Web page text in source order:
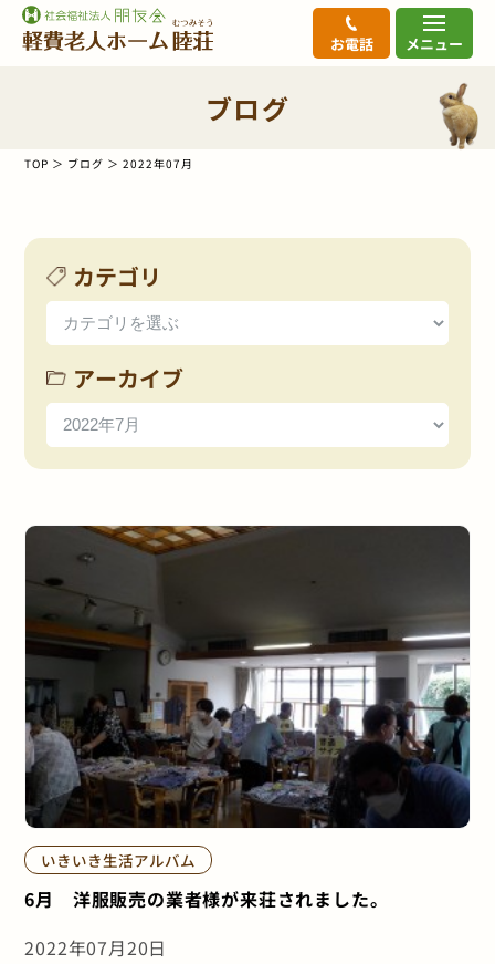
メニュー
お電話
ブログ
TOP ブログ 2022年07月
カテゴリ
アーカイブ
いきいき生活アルバム
6月 洋服販売の業者様が来荘されました。
2022年07月20日